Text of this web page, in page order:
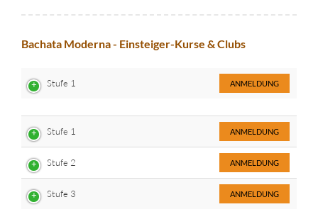
Bachata Moderna - Einsteiger-Kurse & Clubs
Stufe 1 ANMELDUNG
Stufe 1 ANMELDUNG
Stufe 2 ANMELDUNG
Stufe 3 ANMELDUNG